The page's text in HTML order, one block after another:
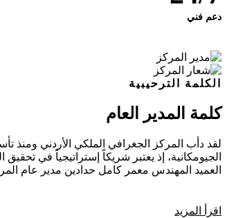
دعم فني
الكلمة الترحيبية
كلمة المدير العام
الجيومكانية، إذ يعتبر شريكاً إستراتيجياً في تحقيق
العميد المهندس معمر كامل حدادين مدير عام
اقرأ المزيد